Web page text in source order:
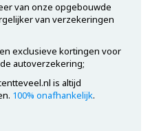
van onze opgebouwde
van verzekeringen
exclusieve kortingen voor
autoverzekering;
is altijd
100% onafhankelijk.